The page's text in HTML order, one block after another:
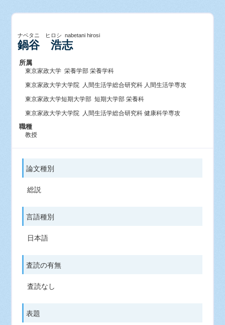
ナベタニ ヒロシ nabetani hirosi
鍋谷 浩志
所属
東京家政大学 栄養学部 栄養学科
東京家政大学大学院 人間生活学総合研究科 人間生活学専攻
東京家政大学短期大学部 短期大学部 栄養科
東京家政大学大学院 人間生活学総合研究科 健康科学専攻
職種
教授
論文種別
総説
言語種別
日本語
査読の有無
査読なし
表題